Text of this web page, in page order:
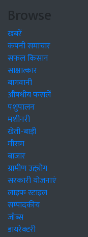
Browse
खबरें
कंपनी समाचार
सफल किसान
साक्षात्कार
बागवानी
औषधीय फसलें
पशुपालन
मशीनरी
खेती-बाड़ी
मौसम
बाजार
ग्रामीण उद्द्योग
सरकारी योजनाएं
लाइफ स्टाइल
सम्पादकीय
जॉब्स
डायरेक्टरी